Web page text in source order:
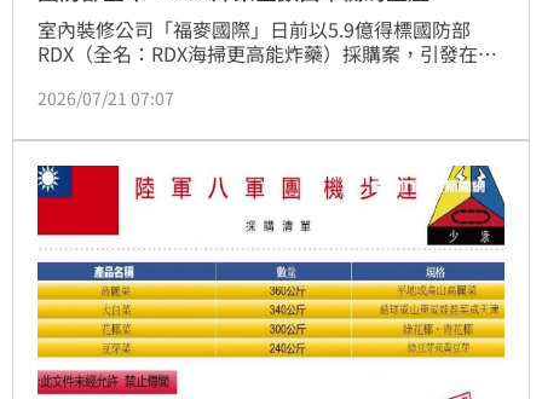
室內裝修公司「福麥國際」日前以5.9億得標國防部
RDX（全名：RDX海掃更高能炸藥）採購案，引發在野
不到輸出許可，已與其解約並罰款八千多萬。針對相關
或年度預算，擴充自製產線，全數由軍備局生產製造。
2026/07/21 07:07